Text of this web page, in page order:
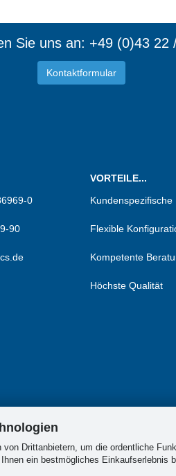
Drittanbietern, um die ordentliche
ein bestmögliches Einkaufserlebnis
Sie uns an: +49 (0)43
Kontaktformular
0
90
VORTEILE...
Kundenspezifische
Flexible
Kompetente
Höchste Qualität